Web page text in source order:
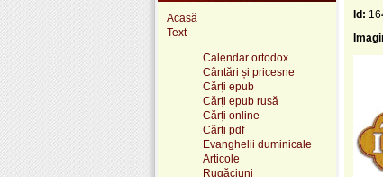
Id:
Acasă
Text
Calendar ortodox
Cântări și pricesne
Cărți epub
Cărți epub rusă
Cărți online
Cărți pdf
Evanghelii duminicale
Articole
Rugăciuni